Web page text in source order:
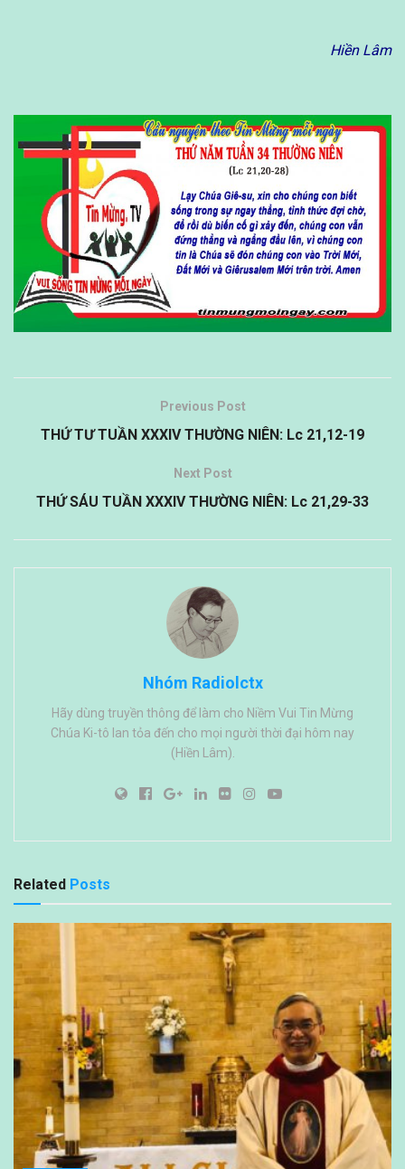
Hiền Lâm
Previous Post
THỨ TƯ TUẦN XXXIV THƯỜNG NIÊN: Lc 21,12-19
Next Post
THỨ SÁU TUẦN XXXIV THƯỜNG NIÊN: Lc 21,29-33
Nhóm Radiolctx
Hãy dùng truyền thông để làm cho Niềm Vui Tin Mừng
Chúa Ki-tô lan tỏa đến cho mọi người thời đại hôm nay
(Hiền Lâm).
Related Posts